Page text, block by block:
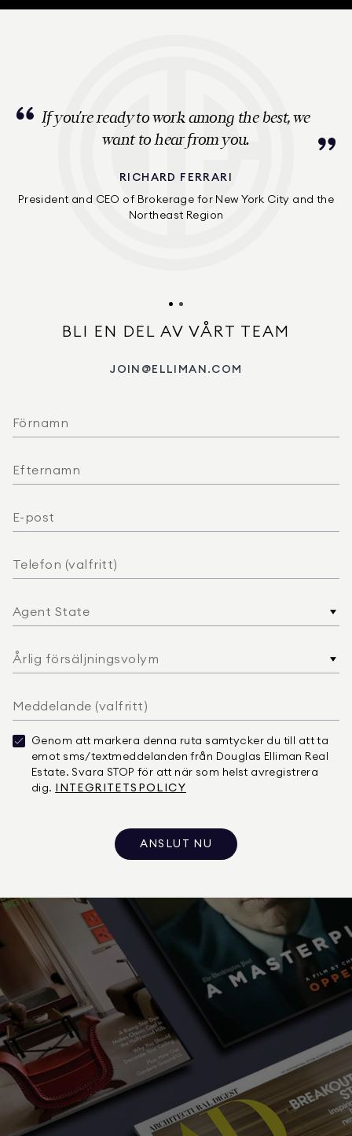
If you’re ready to work among the best, we
want to hear from you.
RICHARD FERRARI
President and CEO of Brokerage for New York City and the
Northeast Region
BLI EN DEL AV VÅRT TEAM
JOIN@ELLIMAN.COM
Agent State
Årlig försäljningsvolym
Genom att markera denna ruta samtycker du till att ta
emot sms/textmeddelanden från Douglas Elliman Real
Estate. Svara STOP för att när som helst avregistrera
dig.
INTEGRITETSPOLICY
ANSLUT NU